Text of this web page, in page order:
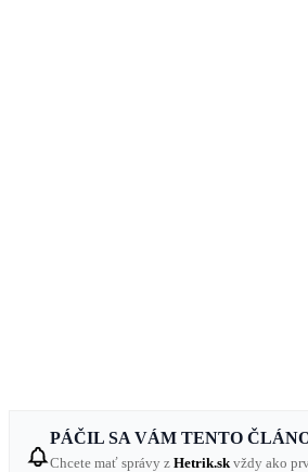
PÁČIL SA VÁM TENTO
Chcete mať správy z Hetrik.sk vždy ako